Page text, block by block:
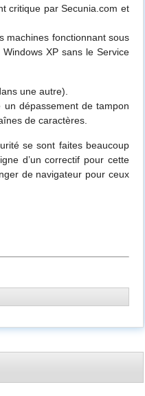
critique par Secunia.com et
machines fonctionnant sous
XP sans le Service
une autre).
dépassement de tampon
de caractères.
se sont faites beaucoup
d’un correctif pour cette
de navigateur pour ceux